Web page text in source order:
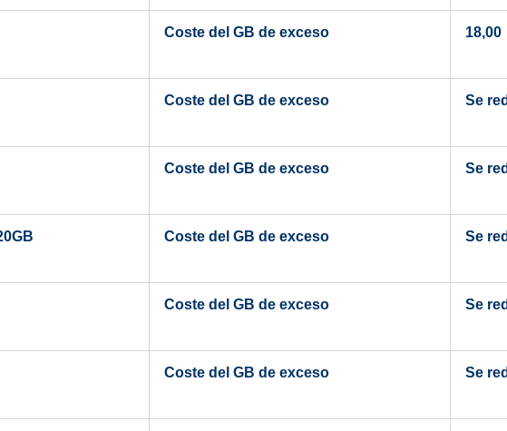
Coste del GB de exceso 18,00
Coste del GB de exceso Se
Coste del GB de exceso Se
Coste del GB de exceso Se
Coste del GB de exceso Se
Coste del GB de exceso Se